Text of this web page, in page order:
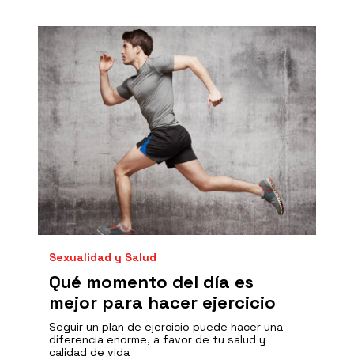
Sexualidad y Salud
Qué momento del día es
mejor para hacer ejercicio
Seguir un plan de ejercicio puede hacer una
diferencia enorme, a favor de tu salud y
calidad de vida